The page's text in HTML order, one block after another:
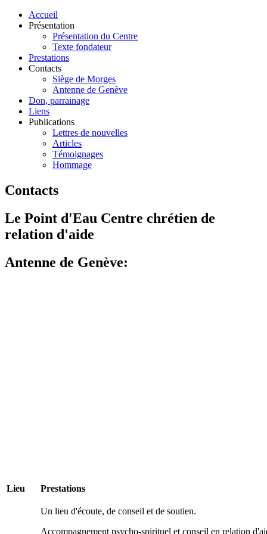
Accueil
Présentation
Présentation du Centre
Texte fondateur
Prestations
Contacts
Siège de Morges
Antenne de Genève
Don, parrainage
Liens
Publications
Lettres de nouvelles
Articles
Témoignages
Hommage
Contacts
Le Point d'Eau Centre chrétien de
relation d'aide
Antenne de Genève:
Lieu Prestations
Un lieu d'écoute, de conseil et de soutien.
Accompagnement psycho-spirituel et conseil en relation